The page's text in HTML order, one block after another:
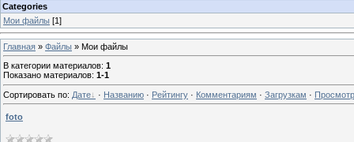
Categories
Мои файлы [1]
Главная » Файлы » Мои файлы
В категории материалов: 1
Показано материалов: 1-1
Сортировать по: Дате · Названию · Рейтингу · Комментариям · Загрузкам ·
foto